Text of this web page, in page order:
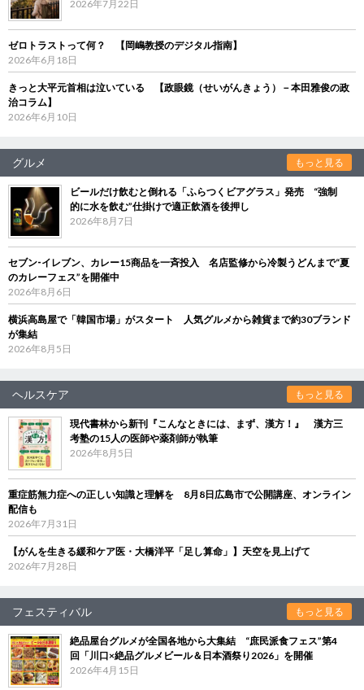
2026年7月22日
ゼロトラストって何？ 【岡嶋教授のデジタル指南】
2026年6月18日
きっと大平元首相は泣いている 【政眼鏡（せいがんきょう）－本田雅俊の政
治コラム】
2026年6月10日
グルメ もっと見る
ビールだけ飲むと倒れる「ふらつくビアグラス」発売 “強制
的に水を飲む”仕掛けで適正飲酒を後押し
2026年8月7日
セブン‐イレブン、カレー15商品を一斉投入 名店監修から冷製うどんまで“夏
のカレーフェス”を開催中
2026年8月6日
横浜高島屋で「韓国市場」がスタート 人気グルメから雑貨まで約30ブランド
が集結
2026年8月5日
ヘルスケア もっと見る
現代書林から新刊『こんなときには、まず、漢方！』 漢方三
考塾の15人の医師や薬剤師が執筆
2026年8月5日
重症筋無力症への正しい知識と理解を 8月8日広島市で公開講座、オンライン
配信も
2026年7月31日
【がんを生きる緩和ケア医・大橋洋平「足し算命」】天空を見上げて
2026年7月28日
フェスティバル もっと見る
絶品屋台グルメが全国各地から大集結 “庶民派食フェス”第4
回「川口×絶品グルメビール＆日本酒祭り2026」を開催
2026年4月15日